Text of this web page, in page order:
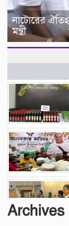
নাটোরের
মন্ত্রী
Archives